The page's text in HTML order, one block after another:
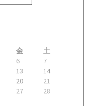
金
土
6
7
13
14
20
21
27
28